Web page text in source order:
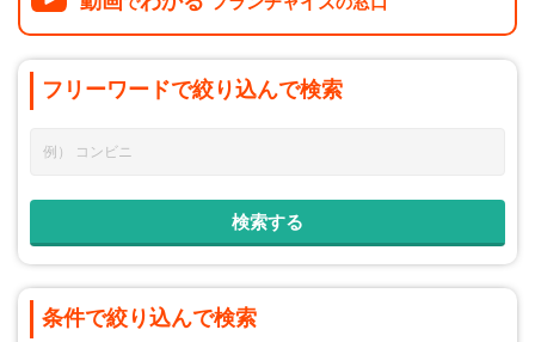
夫婦で開業
脱サラで開業
副業・サイドビジネス
フリーワードで絞り込んで検索
条件で絞り込んで検索